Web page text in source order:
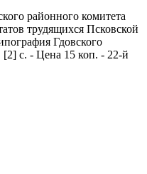
районного комитета
трудящихся Псковской
Гдовского
[2] с. - Цена 15 коп. - 22-й